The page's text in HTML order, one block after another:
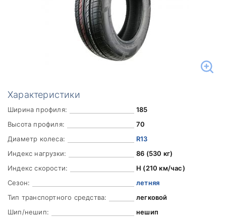
Характеристики
Ширина профиля:
185
Высота профиля:
70
Диаметр колеса:
R13
Индекс нагрузки:
86 (530 кг)
Индекс скорости:
H (210 км/час)
Сезон:
летняя
Тип транспортного средства:
легковой
Шип/нешип:
нешип